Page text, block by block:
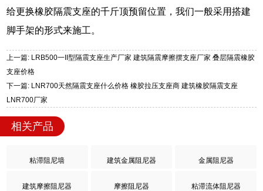
恐惧心理，保障正常的生产经营活动和生活。
因采用隔震技术，上部结构设防烈度适当降低，从而补
偿了隔震基础所增加的费用（总造价比常规抗震房屋节省了
7％），使房屋既安全又经济，这一此举，开创了这一领域的
先例，成为抗震技术史上的一次重大革命，为隔震技术的推
广和应用作出了重要贡献。
在修补更换橡胶支座的时候采用的顶升和施工支座，应
际情况选择合适的千斤顶类型，如果建筑在设计的时候没有
给更换橡胶隔震支座的千斤顶预留位置，我们一般采用搭建